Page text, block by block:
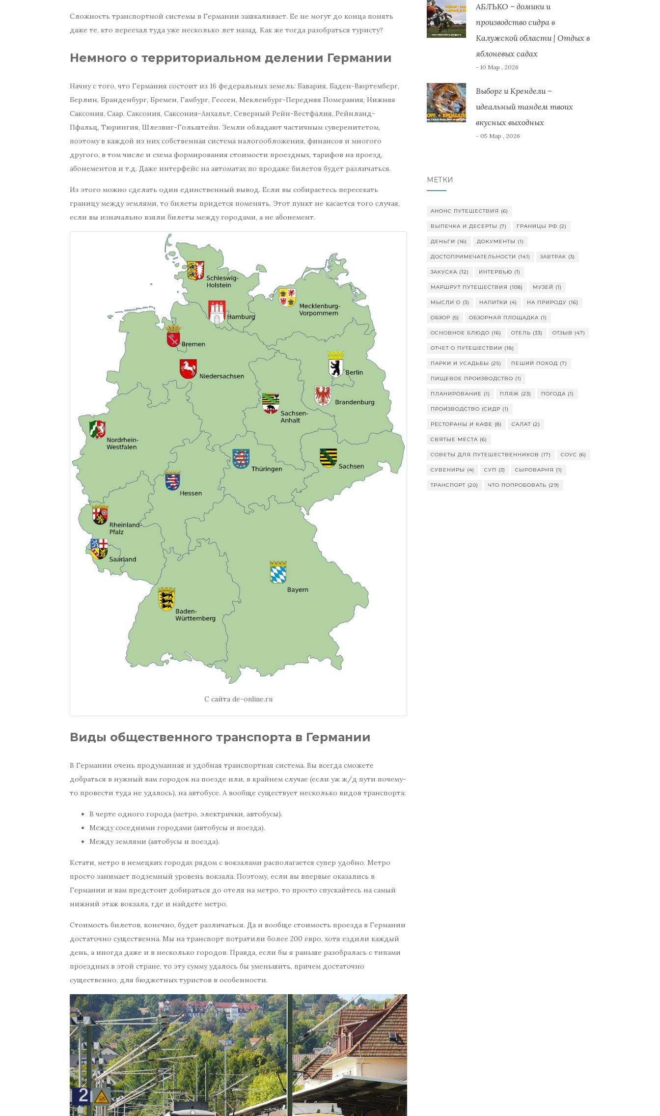
Сложность транспортной системы в Германии зашкаливает. Ее не могут до конца понять
даже те, кто переехал туда уже несколько лет назад. Как же тогда разобраться туристу?
Немного о территориальном делении Германии
Начну с того, что Германия состоит из 16 федеральных земель: Бавария, Баден-Вюртемберг,
Берлин, Бранденбург, Бремен, Гамбург, Гессен, Мекленбург-Передняя Померания, Нижняя
Саксония, Саар, Саксония, Саксония-Анхальт, Северный Рейн-Вестфалия, Рейнланд-
Пфальц, Тюрингия, Шлезвиг-Гольштейн. Земли обладают частичным суверенитетом,
поэтому в каждой из них собственная система налогообложения, финансов и многого
другого, в том числе и схема формирования стоимости проездных, тарифов на проезд,
абонементов и т.д. Даже интерфейс на автоматах по продаже билетов будет различаться.
Из этого можно сделать один единственный вывод. Если вы собираетесь пересекать
границу между землями, то билеты придется поменять. Этот пункт не касается того случая,
если вы изначально взяли билеты между городами, а не абонемент.
С сайта de-online.ru
Виды общественного транспорта в Германии
В Германии очень продуманная и удобная транспортная система. Вы всегда сможете
добраться в нужный вам городок на поезде или, в крайнем случае (если уж ж/д пути почему-
то провести туда не удалось), на автобусе. А вообще существует несколько видов транспорта:
В черте одного города (метро, электрички, автобусы).
Между соседними городами (автобусы и поезда).
Между землями (автобусы и поезда).
Кстати, метро в немецких городах рядом с вокзалами располагается супер удобно. Метро
просто занимает подземный уровень вокзала. Поэтому, если вы впервые оказались в
Германии и вам предстоит добираться до отеля на метро, то просто спускайтесь на самый
нижний этаж вокзала, где и найдете метро.
Стоимость билетов, конечно, будет различаться. Да и вообще стоимость проезда в Германии
достаточно существенна. Мы на транспорт потратили более 200 евро, хотя ездили каждый
день, а иногда даже и в несколько городов. Правда, если бы я раньше разобралась с типами
проездных в этой стране, то эту сумму удалось бы уменьшить, причем достаточно
существенно, для бюджетных туристов в особенности.
АБЛЪКО – домики и
производство сидра в
Калужской области | Отдых в
яблоневых садах
- 10 Мар , 2026
Выборг и Крендели –
идеальный тандем твоих
вкусных выходных
- 05 Мар , 2026
МЕТКИ
АНОНС ПУТЕШЕСТВИЯ (6)
ВЫПЕЧКА И ДЕСЕРТЫ (7) ГРАНИЦЫ РФ (2)
ДЕНЬГИ (16) ДОКУМЕНТЫ (1)
ДОСТОПРИМЕЧАТЕЛЬНОСТИ (141) ЗАВТРАК (3)
ЗАКУСКА (12) ИНТЕРВЬЮ (1)
МАРШРУТ ПУТЕШЕСТВИЯ (108) МУЗЕЙ (1)
МЫСЛИ О (3) НАПИТКИ (4) НА ПРИРОДУ (16)
ОБЗОР (5) ОБЗОРНАЯ ПЛОЩАДКА (1)
ОСНОВНОЕ БЛЮДО (16) ОТЕЛЬ (33) ОТЗЫВ (47)
ОТЧЕТ О ПУТЕШЕСТВИИ (18)
ПАРКИ И УСАДЬБЫ (25) ПЕШИЙ ПОХОД (7)
ПИЩЕВОЕ ПРОИЗВОДСТВО (1)
ПЛАНИРОВАНИЕ (1) ПЛЯЖ (23) ПОГОДА (1)
ПРОИЗВОДСТВО (СИДР (1)
РЕСТОРАНЫ И КАФЕ (8) САЛАТ(2)
СВЯТЫЕ МЕСТА (6)
СОВЕТЫ ДЛЯ ПУТЕШЕСТВЕННИКОВ (17) СОУС (6)
СУВЕНИРЫ (4) СУП (3) СЫРОВАРНЯ (1)
ТРАНСПОРТ(20) ЧТО ПОПРОБОВАТЬ (29)